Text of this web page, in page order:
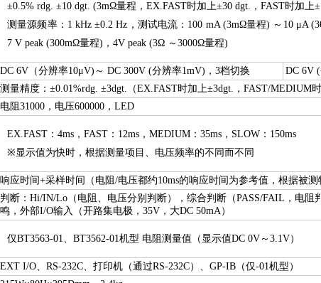
±0.5% rdg. ±10 dgt. (3mΩ量程，EX.FAST时加上±30 dgt.，FAST时加上
测量源频率：1 kHz ±0.2 Hz，测试电流：100 mA (3mΩ量程) ～10 μA
7 V peak (300mΩ量程)，4V peak (3Ω ～3000Ω量程)
DC 6V（分辨率10μV)～ DC 300V (分辨率1mV)，3档切换
DC 6V
测量精度：±0.01%rdg. ±3dgt.（EX.FAST时加上±3dgt.，FAST/MEDIUM时
电阻31000，电压600000，LED
EX.FAST：4ms，FAST：12ms，MEDIUM：35ms，SLOW：150ms
※显示值为快时，根据测量项目、电压频率的不同而不同
响应时间+采样时间（电阻/电压都约10ms的响应时间为参考值，根据被测
判断：Hi/IN/Lo（电阻、电压分别判断），综合判断（PASS/FAIL，电
鸣，外部I/O输入（开路集电极，35V，大DC 50mA）
仅BT3563-01、BT3562-01机型 电阻测量值（显示值DC 0V～3.1V）
EXT I/O、RS-232C、打印机（通过RS-232C）、GP-IB（仅-01机型）